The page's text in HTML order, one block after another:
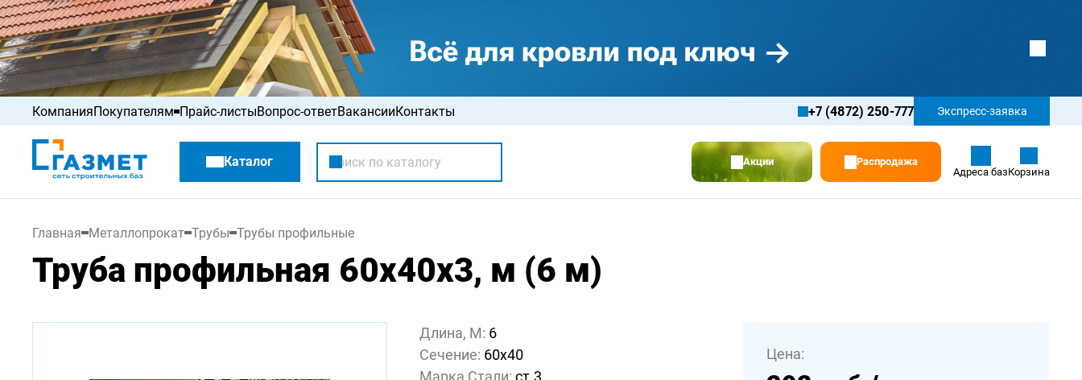
КомпанияПокупателям
Распродажа
Прайс-листыВопрос-ответВакансииКонтакты +7 (4872) 250-777 Экспресс-заявка
Каталог Акции
Распродажа
Адреса базКорзина
Главная Металлопрокат Трубы Трубы профильные
Труба профильная 60х40х3, м (6 м)
Длина, М: 6
Сечение: 60х40
Марка Стали: ст.3
Цена: